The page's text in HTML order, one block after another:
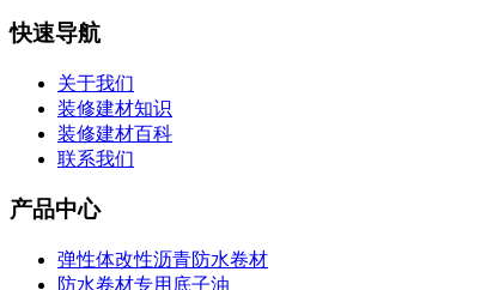
快速导航
关于我们
装修建材知识
装修建材百科
联系我们
产品中心
弹性体改性沥青防水卷材
防水卷材专用底子油